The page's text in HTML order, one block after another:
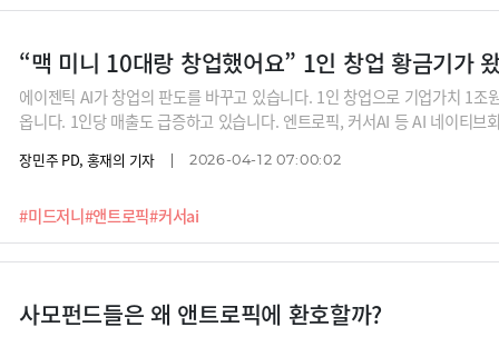
“맥 미니 10대랑 창업했어요” 1인 창업 황금기가
#미드저니#앤트로픽#커서ai
에이젠틱 AI가 창업의 판도를 바꾸고 있습니다. 1인 창업으로 기업가치 1조
옵니다. 1인당 매출도 급증하고 있습니다. 엔트로픽, 커서AI 등 AI 네이티브
장민주 PD, 홍재의 기자 2026-04-12 07:00:02
사모펀드들은 왜 앤트로픽에 환호할까?